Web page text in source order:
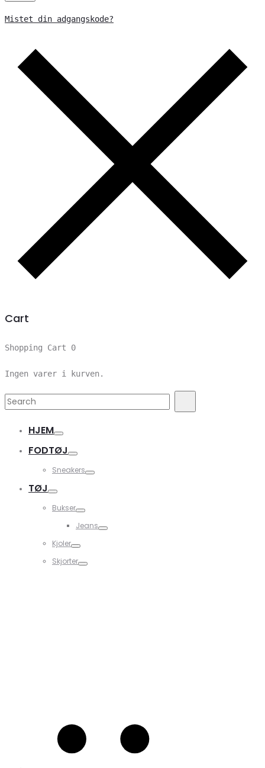
Mistet din adgangskode?
Cart
Shopping Cart 0
Ingen varer i kurven.
Search
HJEM
FODTØJ
Sneakers
TØJ
Bukser
Jeans
Kjoler
Skjorter